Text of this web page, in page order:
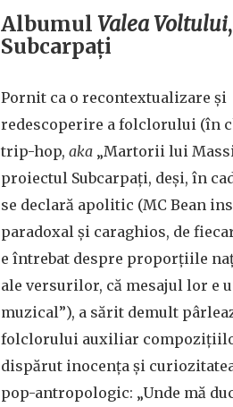
Albumul Valea Voltului
Subcarpați
Pornit ca o recontextualizare și
redescoperire a folclorului (în
trip-hop, aka „Martorii lui
proiectul Subcarpați, deși, în
se declară apolitic (MC Bean
paradoxal și caraghios, de
e întrebat despre proporțiile
ale versurilor, că mesajul lor e
muzical”), a sărit demult
folclorului auxiliar
dispărut inocența și
pop-antropologic: „Unde mă